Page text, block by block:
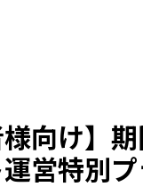
様向け】
営特別プ